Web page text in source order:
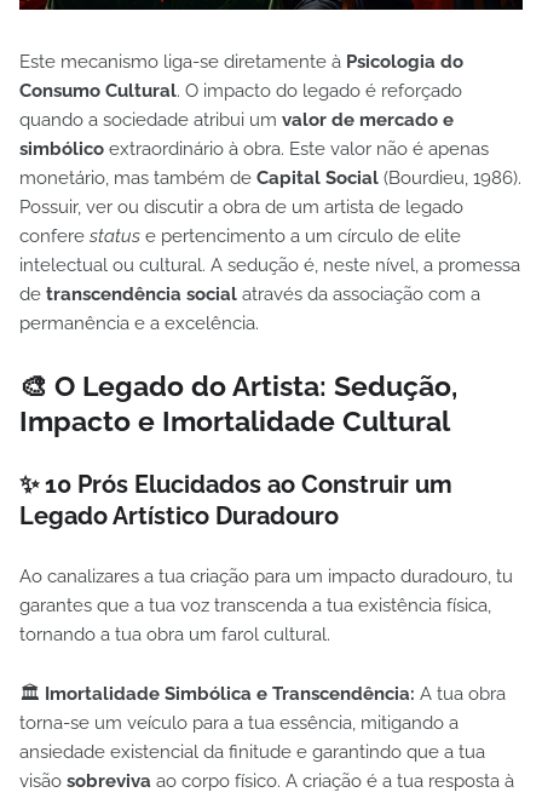
Este mecanismo liga-se diretamente à Psicologia do
Consumo Cultural. O impacto do legado é reforçado
quando a sociedade atribui um valor de mercado e
simbólico extraordinário à obra. Este valor não é apenas
monetário, mas também de Capital Social (Bourdieu, 1986).
Possuir, ver ou discutir a obra de um artista de legado
confere status e pertencimento a um círculo de elite
intelectual ou cultural. A sedução é, neste nível, a promessa
de transcendência social através da associação com a
permanência e a excelência.
🎨 O Legado do Artista: Sedução,
Impacto e Imortalidade Cultural
✨ 10 Prós Elucidados ao Construir um
Legado Artístico Duradouro
Ao canalizares a tua criação para um impacto duradouro, tu
garantes que a tua voz transcenda a tua existência física,
tornando a tua obra um farol cultural.
🏛️ Imortalidade Simbólica e Transcendência: A tua obra
torna-se um veículo para a tua essência, mitigando a
ansiedade existencial da finitude e garantindo que a tua
visão sobreviva ao corpo físico. A criação é a tua resposta à